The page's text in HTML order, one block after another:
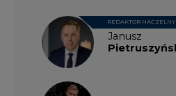
Janusz
REDAKTOR NACZELNY